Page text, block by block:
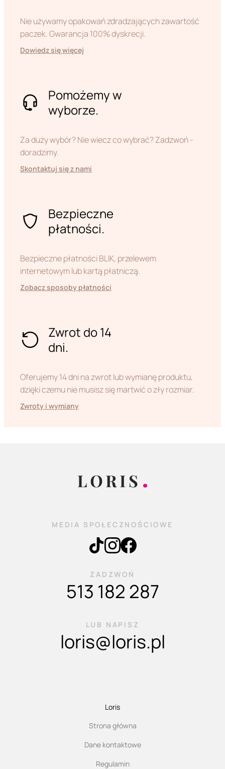
Nie używamy opakowań zdradzających zawartość
paczek. Gwarancja 100% dyskrecji.
Dowiedz się więcej
Pomożemy w
wyborze.
Za duży wybór? Nie wiecz co wybrać? Zadzwoń -
doradzimy.
Skontaktuj się z nami
Bezpieczne
płatności.
Bezpieczne płatności BLIK, przelewem
internetowym lub kartą płatniczą.
Zobacz sposoby płatności
Zwrot do 14
dni.
Oferujemy 14 dni na zwrot lub wymianę produktu,
dzięki czemu nie musisz się martwić o zły rozmiar.
Zwroty i wymiany
MEDIA SPOŁECZNOŚCIOWE
ZADZWOŃ
513 182 287
LUB NAPISZ
loris@loris.pl
Loris
Strona główna
Dane kontaktowe
Regulamin